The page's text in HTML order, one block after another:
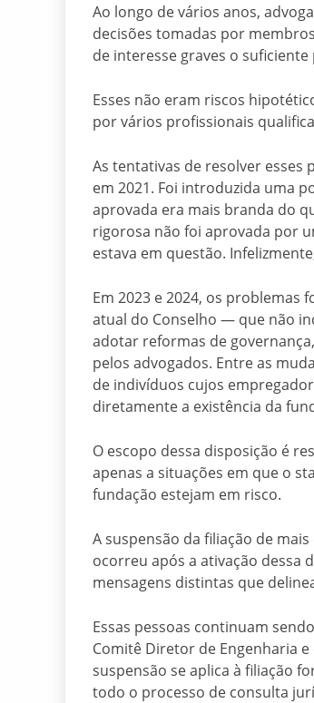
Ao longo de vários anos,
decisões tomadas por
de interesse graves o
Esses não eram riscos
por vários profissionais
As tentativas de resolver
em 2021. Foi introduzida uma
aprovada era mais branda do
rigorosa não foi aprovada por
estava em questão.
Em 2023 e 2024, os problemas
atual do Conselho — que não
adotar reformas de
pelos advogados. Entre as
de indivíduos cujos
diretamente a existência da
O escopo dessa disposição é
apenas a situações em que o
fundação estejam em risco.
A suspensão da filiação de
ocorreu após a ativação dessa
mensagens distintas que
Essas pessoas continuam
Comitê Diretor de Engenharia
suspensão se aplica à filiação
todo o processo de consulta